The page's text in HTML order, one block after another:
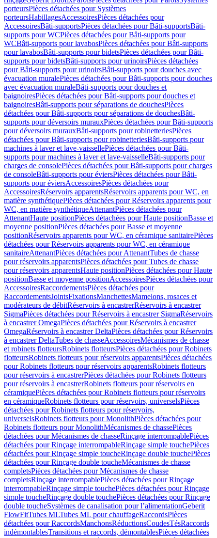
porteursPièces détachées pour Systèmes
porteursHabillagesAccessoiresPièces détachées pour
AccessoiresBâti-supportsPièces détachées pour Bâti-supportsBâti-
supports pour WCPièces détachées pour Bâti-supports pour
WCBâti-supports pour lavabosPièces détachées pour Bâti-supports
pour lavabosBâti-supports pour bidetsPièces détachées pour Bâti-
supports pour bidetsBâti-supports pour urinoirsPièces détachées
pour Bâti-supports pour urinoirsBâti-supports pour douches avec
évacuation muralePièces détachées pour Bâti-supports pour douches
avec évacuation muraleBâti-supports pour douches et
baignoiresPièces détachées pour Bâti-supports pour douches et
baignoiresBâti-supports pour séparations de douchesPièces
détachées pour Bâti-supports pour séparations de douchesBâti-
supports pour déversoirs murauxPièces détachées pour Bâti-supports
pour déversoirs murauxBâti-supports pour robinetteriesPièces
détachées pour Bâti-supports pour robinetteriesBâti-supports pour
machines à laver et lave-vaissellePièces détachées pour Bâti-
supports pour machines à laver et lave-vaisselleBâti-supports pour
charges de consolePièces détachées pour Bâti-supports pour charges
de consoleBâti-supports pour éviersPièces détachées pour Bâti-
supports pour éviersAccessoiresPièces détachées pour
AccessoiresRéservoirs apparentsRéservoirs apparents pour WC, en
matière synthétiquePièces détachées pour Réservoirs apparents pour
WC, en matière synthétiqueAttenantPièces détachées pour
AttenantHaute positionPièces détachées pour Haute positionBasse et
moyenne positionPièces détachées pour Basse et moyenne
positionRéservoirs apparents pour WC, en céramique sanitairePièces
détachées pour Réservoirs apparents pour WC, en céramique
sanitaireAttenantPièces détachées pour AttenantTubes de chasse
pour réservoirs apparentsPièces détachées pour Tubes de chasse
pour réservoirs apparentsHaute positionPièces détachées pour Haute
positionBasse et moyenne positionAccessoiresPièces détachées pour
AccessoiresRaccordementsPièces détachées pour
RaccordementsJointsFixationsManchettesMamelons, rosaces et
modérateurs de débitRéservoirs à encastrerRéservoirs à encastrer
SigmaPièces détachées pour Réservoirs à encastrer SigmaRéservoirs
à encastrer OmegaPièces détachées pour Réservoirs à encastrer
OmegaRéservoirs à encastrer DeltaPièces détachées pour Réservoirs
à encastrer DeltaTubes de chasseAccessoiresMécanismes de chasse
et robinets flotteursRobinets flotteursPièces détachées pour Robinets
flotteursRobinets flotteurs pour réservoirs apparentsPièces détachées
pour Robinets flotteurs pour réservoirs apparentsRobinets flotteurs
pour réservoirs à encastrerPièces détachées pour Robinets flotteurs
pour réservoirs à encastrerRobinets flotteurs pour réservoirs en
céramiquePièces détachées pour Robinets flotteurs pour réservoirs
en céramiqueRobinets flotteurs pour réservoirs, universelsPièces
détachées pour Robinets flotteurs pour réservoirs,
universelsRobinets flotteurs pour MonolithPièces détachées pour
Robinets flotteurs pour MonolithMécanismes de chassePièces
détachées pour Mécanismes de chasseRinçage interrompablePièces
détachées pour Rinçage interrompableRinçage simple touchePièces
détachées pour Rinçage simple toucheRinçage double touchePièces
détachées pour Rinçage double toucheMécanismes de chasse
completsPièces détachées pour Mécanismes de chasse
completsRinçage interrompablePièces détachées pour Rinçage
interrompableRinçage simple touchePièces détachées pour Rinçage
simple toucheRinçage double touchePièces détachées pour Rinçage
double toucheSystèmes de canalisation pour l’alimentationGeberit
FlowFitTubes MLTubes ML pour chauffageRaccordsPièces
détachées pour RaccordsManchonsRéductionsCoudesTésRaccords
indémontablesTransitions et raccords, démontablesPièces détachées